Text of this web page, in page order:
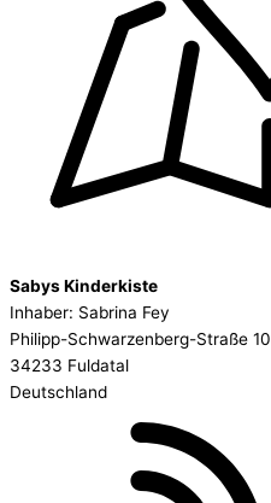
Sabys Kinderkiste
Inhaber: Sabrina Fey
Philipp-Schwarzenberg-Straße 10
34233 Fuldatal
Deutschland